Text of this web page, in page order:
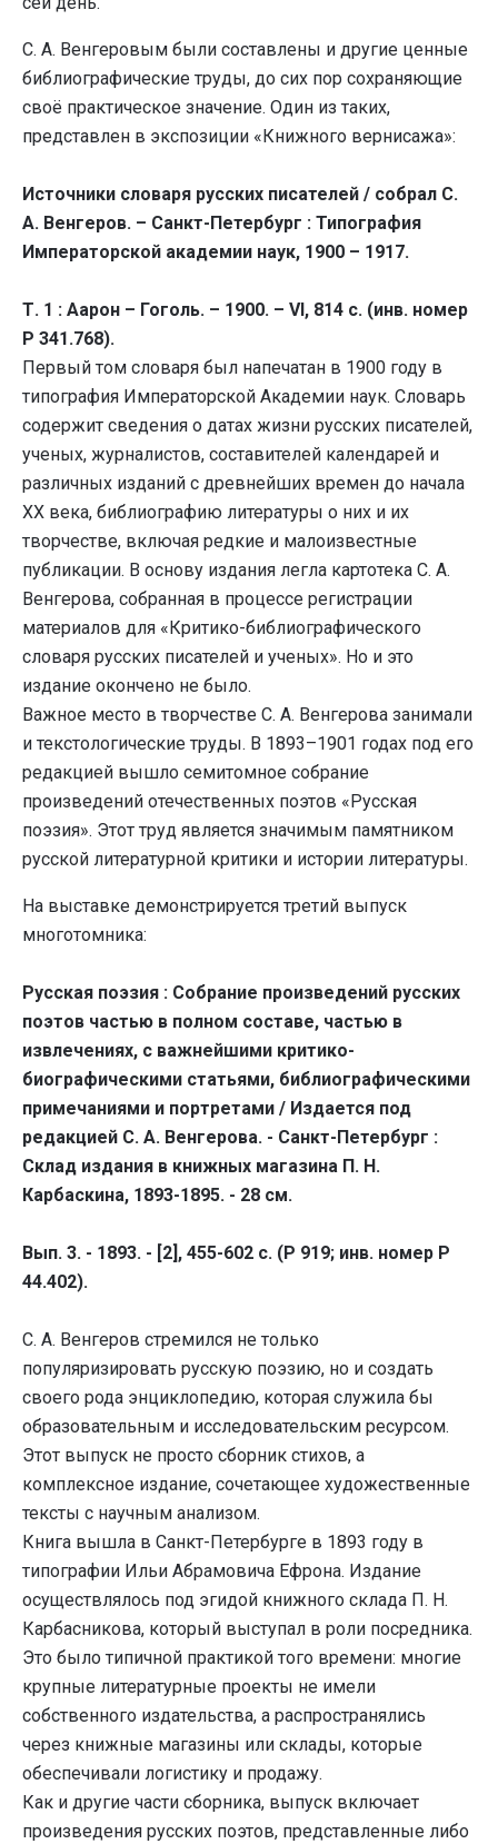
С. А. Венгеровым были составлены и другие ценные
библиографические труды, до сих пор сохраняющие
своё практическое значение. Один из таких,
представлен в экспозиции «Книжного вернисажа»:
Источники словаря русских писателей / собрал С.
А. Венгеров. – Санкт-Петербург : Типография
Императорской академии наук, 1900 – 1917.
Т. 1 : Аарон – Гоголь. – 1900. – VI, 814 с. (инв. номер
Р 341.768).
Первый том словаря был напечатан в 1900 году в
типография Императорской Академии наук. Словарь
содержит сведения о датах жизни русских писателей,
ученых, журналистов, составителей календарей и
различных изданий с древнейших времен до начала
XX века, библиографию литературы о них и их
творчестве, включая редкие и малоизвестные
публикации. В основу издания легла картотека С. А.
Венгерова, собранная в процессе регистрации
материалов для «Критико-библиографического
словаря русских писателей и ученых». Но и это
издание окончено не было.
Важное место в творчестве С. А. Венгерова занимали
и текстологические труды. В 1893–1901 годах под его
редакцией вышло семитомное собрание
произведений отечественных поэтов «Русская
поэзия». Этот труд является значимым памятником
русской литературной критики и истории литературы.
На выставке демонстрируется третий выпуск
многотомника:
Русская поэзия : Собрание произведений русских
поэтов частью в полном составе, частью в
извлечениях, с важнейшими критико-
биографическими статьями, библиографическими
примечаниями и портретами / Издается под
редакцией С. А. Венгерова. - Санкт-Петербург :
Склад издания в книжных магазина П. Н.
Карбаскина, 1893-1895. - 28 см.
Вып. 3. - 1893. - [2], 455-602 с. (Р 919; инв. номер Р
44.402).
С. А. Венгеров стремился не только
популяризировать русскую поэзию, но и создать
своего рода энциклопедию, которая служила бы
образовательным и исследовательским ресурсом.
Этот выпуск не просто сборник стихов, а
комплексное издание, сочетающее художественные
тексты с научным анализом.
Книга вышла в Санкт-Петербурге в 1893 году в
типографии Ильи Абрамовича Ефрона. Издание
осуществлялось под эгидой книжного склада П. Н.
Карбасникова, который выступал в роли посредника.
Это было типичной практикой того времени: многие
крупные литературные проекты не имели
собственного издательства, а распространялись
через книжные магазины или склады, которые
обеспечивали логистику и продажу.
Как и другие части сборника, выпуск включает
произведения русских поэтов, представленные либо